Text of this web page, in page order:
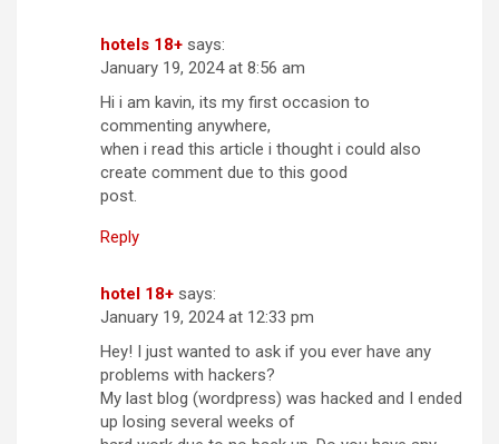
hotels 18+ says:
January 19, 2024 at 8:56 am
Hi i am kavin, its my first occasion to
commenting anywhere,
when i read this article i thought i could also
create comment due to this good
post.
Reply
hotel 18+ says:
January 19, 2024 at 12:33 pm
Hey! I just wanted to ask if you ever have any
problems with hackers?
My last blog (wordpress) was hacked and I ended
up losing several weeks of